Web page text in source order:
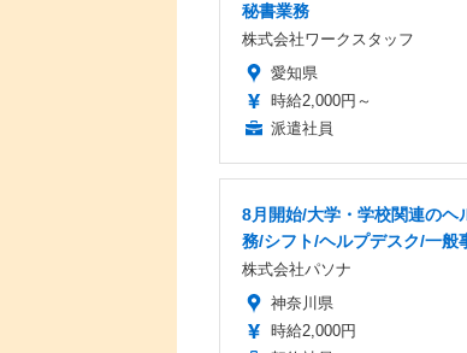
秘書業務
株式会社ワークスタッフ
愛知県
時給2,000円～
派遣社員
8月開始/大学・学校関連のヘ
務/シフト/ヘルプデスク/一般
株式会社パソナ
神奈川県
時給2,000円